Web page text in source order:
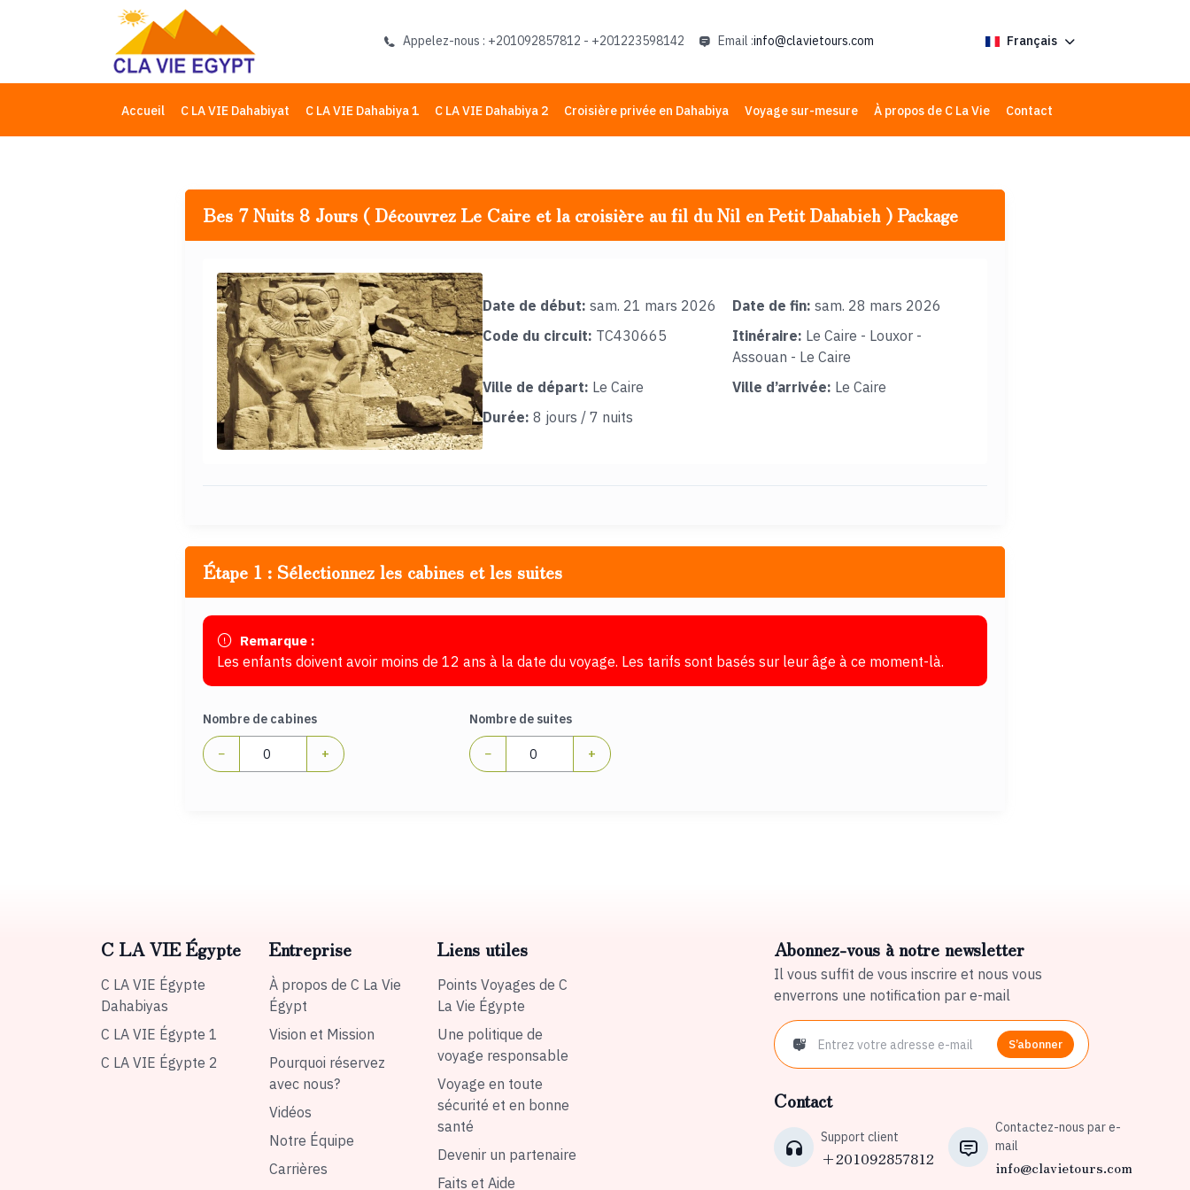
Appelez-nous : +201092857812 - +201223598142 Email :info@clavietours.com Français
Accueil C LA VIE Dahabiyat C LA VIE Dahabiya 1 C LA VIE Dahabiya 2 Croisière privée en Dahabiya Voyage sur-mesure À propos de C La Vie Contact
Bes 7 Nuits 8 Jours ( Découvrez Le Caire et la croisière au fil du Nil en Petit Dahabieh ) Package
Date de début: sam. 21 mars 2026 Date de fin: sam. 28 mars 2026
Code du circuit: TC430665 Itinéraire: Le Caire - Louxor -
Assouan - Le Caire
Ville de départ: Le Caire Ville d’arrivée: Le Caire
Durée: 8 jours / 7 nuits
Étape 1 : Sélectionnez les cabines et les suites
Remarque :
Les enfants doivent avoir moins de 12 ans à la date du voyage. Les tarifs sont basés sur leur âge à ce moment-là.
Nombre de cabines
− +
Nombre de suites
− +
C LA VIE Égypte
C LA VIE Égypte
Dahabiyas
C LA VIE Égypte 1
C LA VIE Égypte 2
Entreprise
À propos de C La Vie
Égypt
Vision et Mission
Pourquoi réservez
avec nous?
Vidéos
Notre Équipe
Carrières
Liens utiles
Points Voyages de C
La Vie Égypte
Une politique de
voyage responsable
Voyage en toute
sécurité et en bonne
santé
Devenir un partenaire
Faits et Aide
Abonnez-vous à notre newsletter
Il vous suffit de vous inscrire et nous vous
enverrons une notification par e-mail
S’abonner
Contact
Support client
+201092857812
Contactez-nous par e-
mail
info@clavietours.com